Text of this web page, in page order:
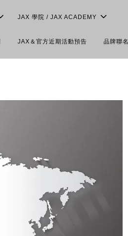
JAX 學院 / JAX ACADEMY
JAX＆官方近期活動預告 品牌聯名